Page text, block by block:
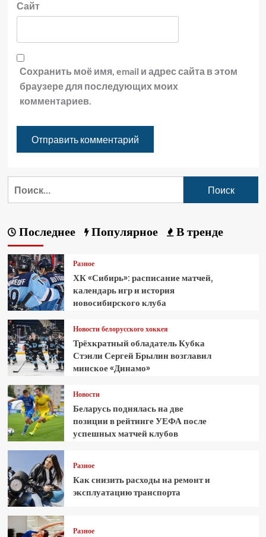
Сайт
Сохранить моё имя, email и адрес сайта в этом
браузере для последующих моих
комментариев.
Последнее Популярное В тренде
Разное
ХК «Сибирь»: расписание матчей,
календарь игр и история
новосибирского клуба
Новости белорусского хоккея
Трёхкратный обладатель Кубка
Стэнли Сергей Брылин возглавил
минское «Динамо»
Новости
Беларусь поднялась на две
позиции в рейтинге УЕФА после
успешных матчей клубов
Разное
Как снизить расходы на ремонт и
эксплуатацию транспорта
Разное